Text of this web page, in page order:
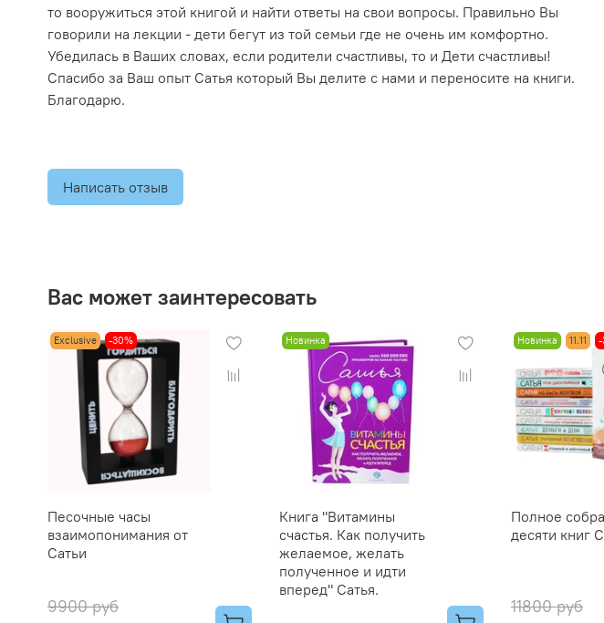
то вооружиться этой книгой и найти ответы на свои вопросы. Правильно Вы
говорили на лекции - дети бегут из той семьи где не очень им комфортно.
Убедилась в Ваших словах, если родители счастливы, то и Дети счастливы!
Спасибо за Ваш опыт Сатья который Вы делите с нами и переносите на книги.
Благодарю.
Написать отзыв
Вас может заинтересовать
Exclusive -30%
Песочные часы
взаимопонимания от
Сатьи
9900 руб
Новинка
Книга "Витамины
счастья. Как получить
желаемое, желать
полученное и идти
вперед" Сатья.
Новинка 11.11 -
Полное
десяти книг
11800 руб